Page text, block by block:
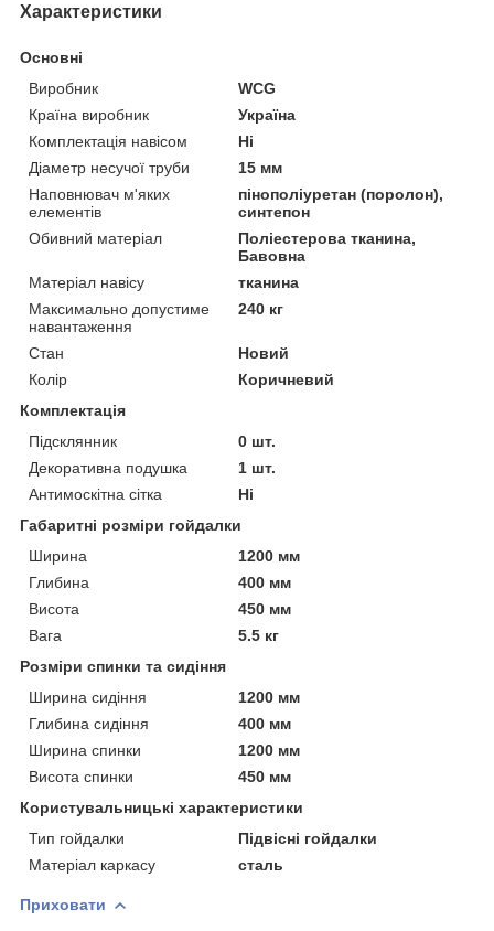
Характеристики
Основні
Виробник
WCG
Країна виробник
Україна
Комплектація навісом
Ні
Діаметр несучої труби
15 мм
Наповнювач м'яких
елементів
пінополіуретан (поролон),
синтепон
Обивний матеріал
Поліестерова тканина,
Бавовна
Матеріал навісу
тканина
Максимально допустиме
навантаження
240 кг
Стан
Новий
Колір
Коричневий
Комплектація
Підсклянник
0 шт.
Декоративна подушка
1 шт.
Антимоскітна сітка
Ні
Габаритні розміри гойдалки
Ширина
1200 мм
Глибина
400 мм
Висота
450 мм
Вага
5.5 кг
Розміри спинки та сидіння
Ширина сидіння
1200 мм
Глибина сидіння
400 мм
Ширина спинки
1200 мм
Висота спинки
450 мм
Користувальницькі характеристики
Тип гойдалки
Підвісні гойдалки
Матеріал каркасу
сталь
Приховати